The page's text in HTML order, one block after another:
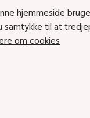
hjemmeside
samtykke til at
om cookies